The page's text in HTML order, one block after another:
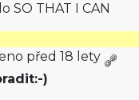
SO THAT I CAN
před 18 lety
)